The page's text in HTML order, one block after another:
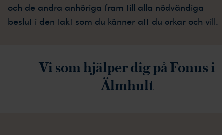
och de andra anhöriga fram till alla nödvändiga
beslut i den takt som du känner att du orkar och vill.
Vi som hjälper dig på Fonus i
Älmhult